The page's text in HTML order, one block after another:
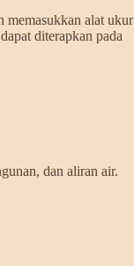
memasukkan alat ukur
diterapkan pada
dan aliran air.